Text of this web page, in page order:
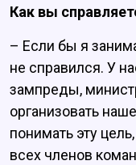
Как вы
– Если бы я
не справился. У
зампреды,
организовать
понимать эту
всех членов